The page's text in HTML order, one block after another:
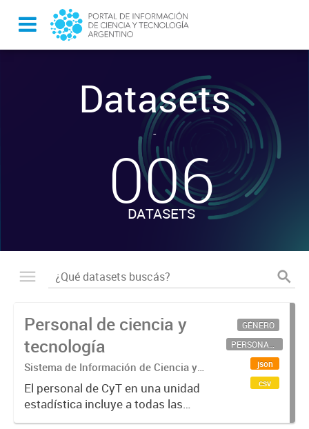
Datasets
-
006
DATASETS
Personal de ciencia y
tecnología
Sistema de Información de Ciencia y
Tecnología Argentino (SICYTAR)
El personal de CyT en una unidad
estadística incluye a todas las
personas involucradas
GÉNERO
PERSONAL CIENTÍFICO-TECNOLÓGICO
json
csv